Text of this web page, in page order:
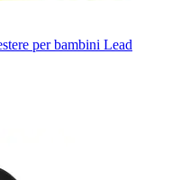
per bambini Lead